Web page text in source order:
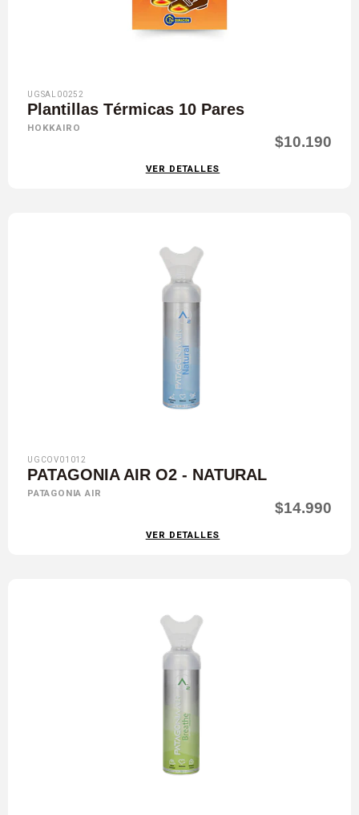
UGSAL00252
Plantillas Térmicas 10 Pares
HOKKAIRO
$10.190
VER DETALLES
UGCOV01012
PATAGONIA AIR O2 - NATURAL
PATAGONIA AIR
$14.990
VER DETALLES